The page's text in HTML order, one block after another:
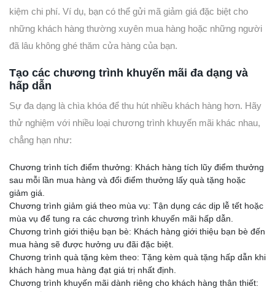
kiệm chi phí. Ví dụ, bạn có thể gửi mã giảm giá đặc biệt cho
những khách hàng thường xuyên mua hàng hoặc những người
đã lâu không ghé thăm cửa hàng của bạn.
Tạo các chương trình khuyến mãi đa dạng và
hấp dẫn
Sự đa dạng là chìa khóa để thu hút nhiều khách hàng hơn. Hãy
thử nghiệm với nhiều loại chương trình khuyến mãi khác nhau,
chẳng hạn như:
Chương trình tích điểm thưởng: Khách hàng tích lũy điểm thưởng
sau mỗi lần mua hàng và đổi điểm thưởng lấy quà tặng hoặc
giảm giá.
Chương trình giảm giá theo mùa vụ: Tận dụng các dịp lễ tết hoặc
mùa vụ để tung ra các chương trình khuyến mãi hấp dẫn.
Chương trình giới thiệu bạn bè: Khách hàng giới thiệu bạn bè đến
mua hàng sẽ được hưởng ưu đãi đặc biệt.
Chương trình quà tặng kèm theo: Tặng kèm quà tặng hấp dẫn khi
khách hàng mua hàng đạt giá trị nhất định.
Chương trình khuyến mãi dành riêng cho khách hàng thân thiết: